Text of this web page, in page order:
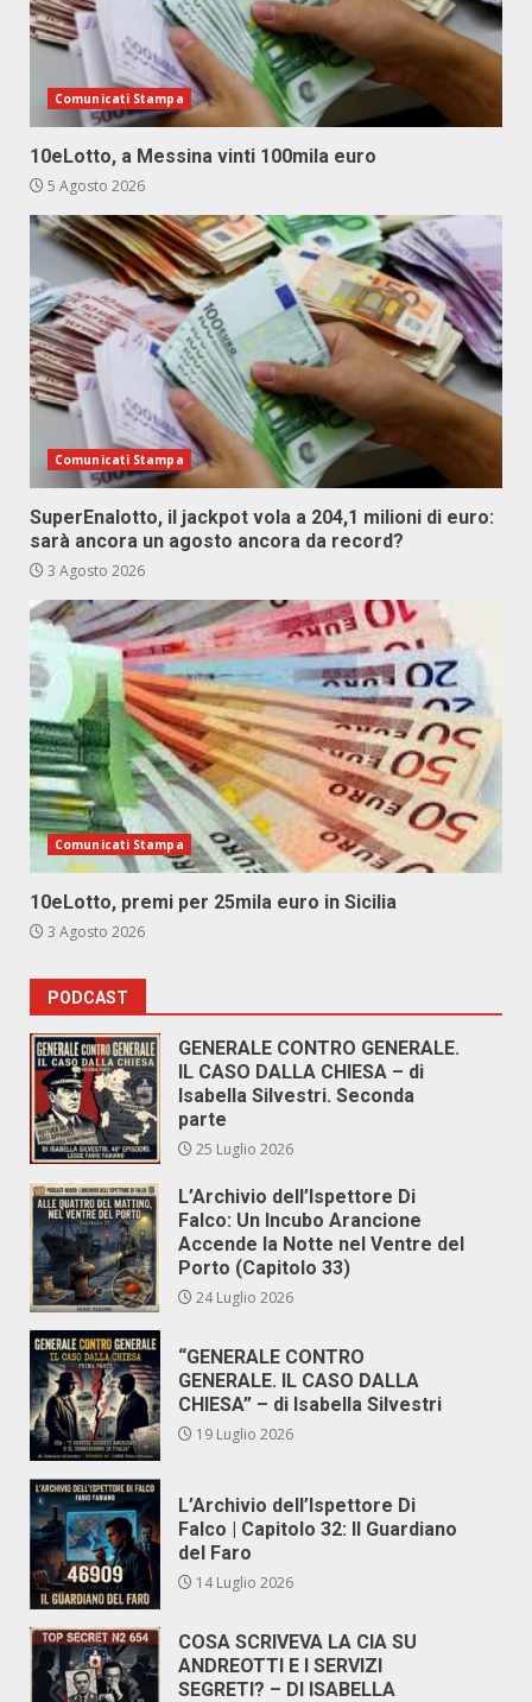
Comunicati Stampa
10eLotto, a Messina vinti 100mila euro
5 Agosto 2026
Comunicati Stampa
SuperEnalotto, il jackpot vola a 204,1 milioni di euro:
sarà ancora un agosto ancora da record?
3 Agosto 2026
Comunicati Stampa
10eLotto, premi per 25mila euro in Sicilia
3 Agosto 2026
PODCAST
GENERALE CONTRO GENERALE.
IL CASO DALLA CHIESA – di
Isabella Silvestri. Seconda
parte
25 Luglio 2026
L’Archivio dell’Ispettore Di
Falco: Un Incubo Arancione
Accende la Notte nel Ventre del
Porto (Capitolo 33)
24 Luglio 2026
“GENERALE CONTRO
GENERALE. IL CASO DALLA
CHIESA” – di Isabella Silvestri
19 Luglio 2026
L’Archivio dell’Ispettore Di
Falco | Capitolo 32: Il Guardiano
del Faro
14 Luglio 2026
COSA SCRIVEVA LA CIA SU
ANDREOTTI E I SERVIZI
SEGRETI? – DI ISABELLA